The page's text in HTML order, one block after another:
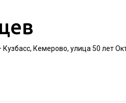
Кемерово, улица 50 лет